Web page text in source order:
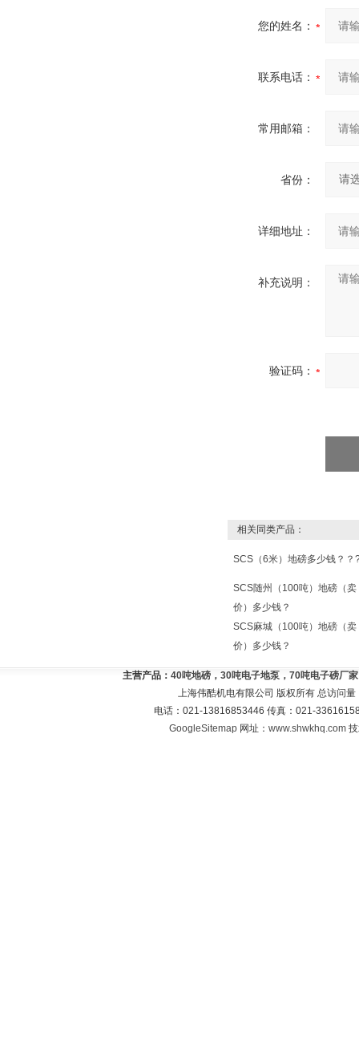
您的姓名：
联系电话：
常用邮箱：
省份：
详细地址：
补充说明：
验证码：
相关同类产品：
SCS（6米）地磅多少钱？？
SCS随州（100吨）地磅（卖
价）多少钱？
SCS麻城（100吨）地磅（卖
价）多少钱？
主营产品： 40吨地磅，30吨电子地泵，70吨电子磅厂
上海伟酷机电有限公司 版权所有 总访问量
电话：021-13816853446 传真：021-
GoogleSitemap 网址：www.shwkhq.com